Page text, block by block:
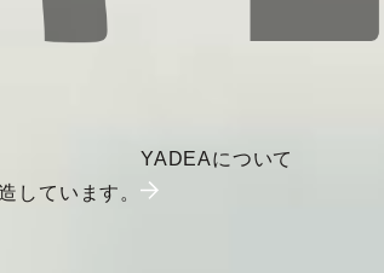
しています。
YADEAについて